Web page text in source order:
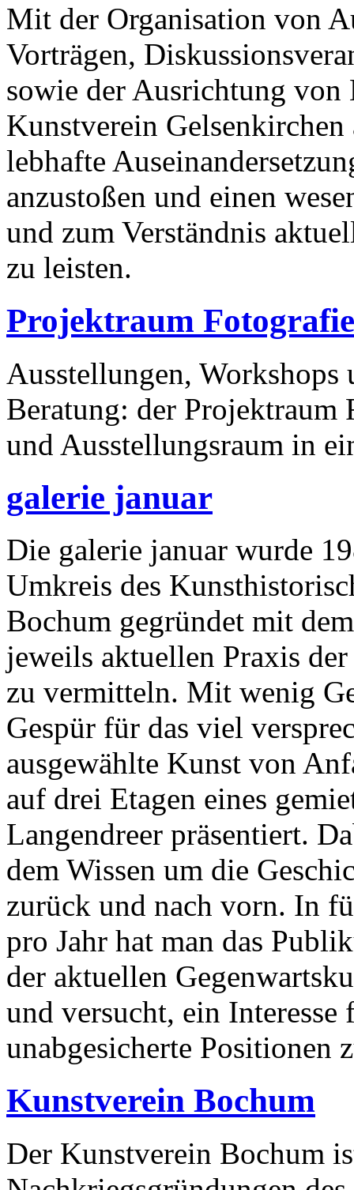
Mit der Organisation von
Vorträgen,
sowie der Ausrichtung von
Kunstverein Gelsenkirchen
lebhafte
anzustoßen und einen
und zum Verständnis
zu leisten.
Projektraum Fotografie
Ausstellungen,
Beratung: der
und Ausstellungsraum in
galerie januar
Die galerie januar wurde
Umkreis des
Bochum gegründet mit
jeweils aktuellen Praxis
zu vermitteln. Mit wenig
Gespür für das viel
ausgewählte Kunst von
auf drei Etagen eines
Langendreer präsentiert.
dem Wissen um die
zurück und nach vorn. In
pro Jahr hat man das
der aktuellen
und versucht, ein
unabgesicherte Positionen
Kunstverein Bochum
Der Kunstverein Bochum